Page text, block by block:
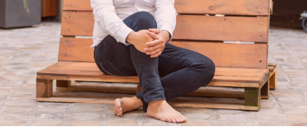
Recherche